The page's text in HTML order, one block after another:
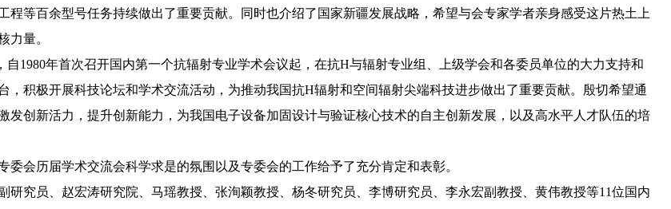
等百余型号任务持续做出了重要贡献。同时也介绍了国家新疆发展战略，希望与会专家学者亲身感受这片热土上
力量。
1980年首次召开国内第一个抗辐射专业学术会议起，在抗H与辐射专业组、上级学会和各委员单位的大力支持和
积极开展科技论坛和学术交流活动，为推动我国抗H辐射和空间辐射尖端科技进步做出了重要贡献。殷切希望通
创新活力，提升创新能力，为我国电子设备加固设计与验证核心技术的自主创新发展，以及高水平人才队伍的培
会历届学术交流会科学求是的氛围以及专委会的工作给予了充分肯定和表彰。
究员、赵宏涛研究院、马瑶教授、张洵颖教授、杨冬研究员、李博研究员、李永宏副教授、黄伟教授等11位国内